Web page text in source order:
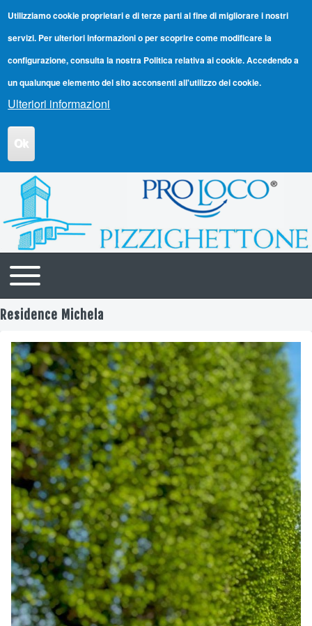
Utilizziamo cookie proprietari e di terze parti al fine di migliorare i nostri
servizi. Per ulteriori informazioni o per scoprire come modificare la
configurazione, consulta la nostra Politica relativa ai cookie. Accedendo a
un qualunque elemento del sito acconsenti all'utilizzo dei cookie.
Ulteriori informazioni
Ok
Navigazione principale
Toggle main menu
Residence Michela